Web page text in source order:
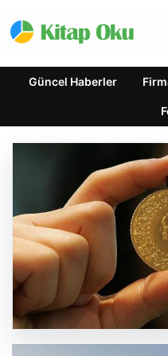
Güncel Haberler
Temmuz
Şehitler
Köprüsü’nde
Dizi
Çekimleri
İçin
Geçici
Trafik
Regülasyonu